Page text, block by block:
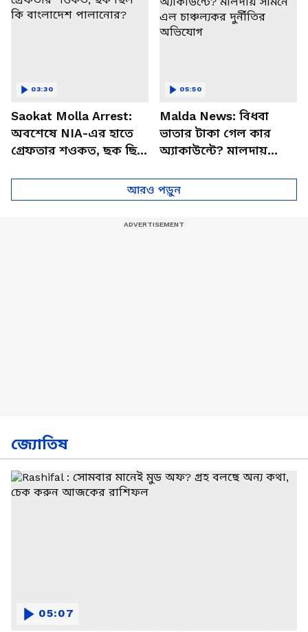
Saokat Molla Arrest:
অবশেষে NIA-এর হাতে
গ্রেফতার শওকত, ছক ছিল
03:30
Malda News: বিধবা
ভাতার টাকা গেল কার
অ্যাকাউন্টে? মালদায়
দুর্নীতির অভিযোগ
05:50
আরও পড়ুন
জ্যোতিষ
05:07